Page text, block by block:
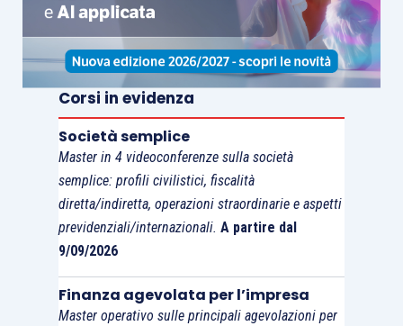
Corsi in evidenza
Società semplice
Master in 4 videoconferenze sulla società
semplice: profili civilistici, fiscalità
diretta/indiretta, operazioni straordinarie e aspetti
previdenziali/internazionali. A partire dal
9/09/2026
Finanza agevolata per l’impresa
Master operativo sulle principali agevolazioni per